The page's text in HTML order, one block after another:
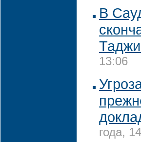
В
13:06
года,